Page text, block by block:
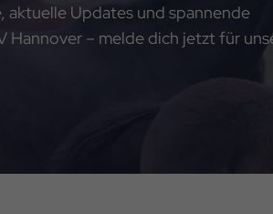
aktuelle Updates und spannende
Hannover – melde dich jetzt für